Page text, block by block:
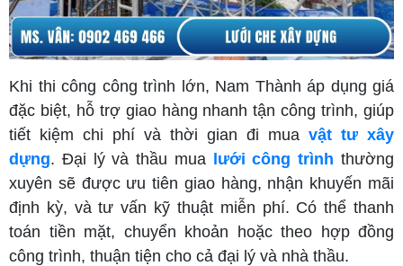
Khi thi công công trình lớn, Nam Thành áp dụng giá
đặc biệt, hỗ trợ giao hàng nhanh tận công trình, giúp
tiết kiệm chi phí và thời gian đi mua vật tư xây
dựng. Đại lý và thầu mua lưới công trình thường
xuyên sẽ được ưu tiên giao hàng, nhận khuyến mãi
định kỳ, và tư vấn kỹ thuật miễn phí. Có thể thanh
toán tiền mặt, chuyển khoản hoặc theo hợp đồng
công trình, thuận tiện cho cả đại lý và nhà thầu.